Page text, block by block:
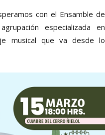
con el Ensamble de
especializada en
musical que va desde lo